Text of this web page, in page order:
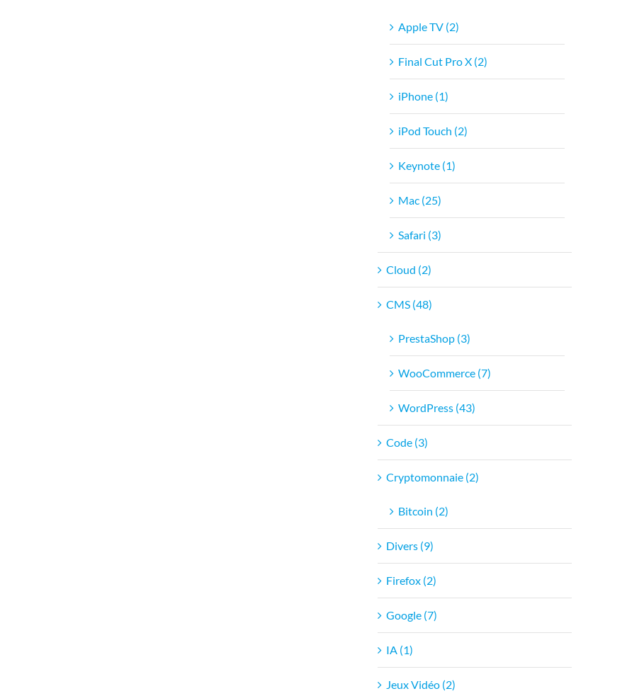
Apple TV (2)
Final Cut Pro X (2)
iPhone (1)
iPod Touch (2)
Keynote (1)
Mac (25)
Safari (3)
Cloud (2)
CMS (48)
PrestaShop (3)
WooCommerce (7)
WordPress (43)
Code (3)
Cryptomonnaie (2)
Bitcoin (2)
Divers (9)
Firefox (2)
Google (7)
IA (1)
Jeux Vidéo (2)